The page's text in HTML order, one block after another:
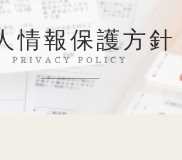
人情報保護方針
PRIVACY POLICY